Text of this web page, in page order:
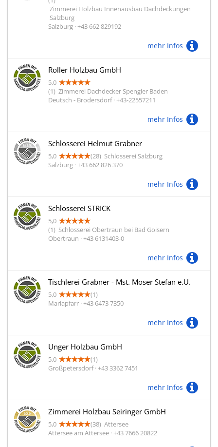
Zimmerei Holzbau Innenausbau Dachdeckungen
Salzburg
Salzburg · +43 662 829192
mehr Infos
Roller Holzbau GmbH
5,0
(1) Zimmerei Dachdecker Spengler Baden
Deutsch - Brodersdorf · +43-22557211
mehr Infos
Schlosserei Helmut Grabner
5,0 (28) Schlosserei Salzburg
Salzburg · +43 662 826 370
mehr Infos
Schlosserei STRICK
5,0
(1) Schlosserei Obertraun bei Bad Goisern
Obertraun · +43 6131403-0
mehr Infos
Tischlerei Grabner - Mst. Moser Stefan e.U.
5,0
(1)
Mariapfarr · +43 6473 7350
mehr Infos
Unger Holzbau GmbH
5,0
(1)
Großpetersdorf · +43 3362 7451
mehr Infos
Zimmerei Holzbau Seiringer GmbH
5,0 (38) Attersee
Attersee am Attersee · +43 7666 20822